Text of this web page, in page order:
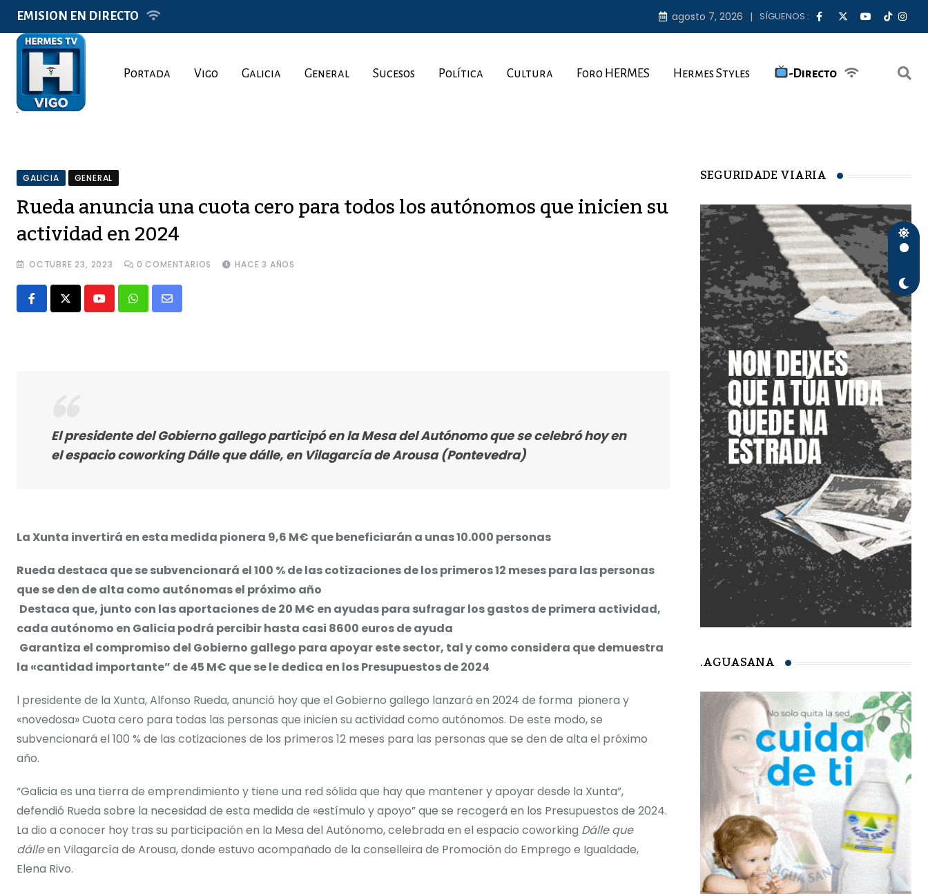
Skip
content
EMISION EN DIRECTO agosto 7, 2026 SÍGUENOS :
Portada Vigo Galicia General Sucesos Política Cultura Foro HERMES Hermes Styles -Directo
GALICIA GENERAL
Rueda anuncia una cuota cero para todos los autónomos que inicien su
actividad en 2024
OCTUBRE 23, 2023 0 COMENTARIOS HACE 3 AÑOS
YoutubeWhatsapp
Share
El presidente del Gobierno gallego participó en la Mesa del Autónomo que se celebró hoy en
el espacio coworking Dálle que dálle, en Vilagarcía de Arousa (Pontevedra)
La Xunta invertirá en esta medida pionera 9,6 M€ que beneficiarán a unas 10.000 personas
Rueda destaca que se subvencionará el 100 % de las cotizaciones de los primeros 12 meses para las personas
que se den de alta como autónomas el próximo año
Destaca que, junto con las aportaciones de 20 M€ en ayudas para sufragar los gastos de primera actividad,
cada autónomo en Galicia podrá percibir hasta casi 8600 euros de ayuda
Garantiza el compromiso del Gobierno gallego para apoyar este sector, tal y como considera que demuestra
la «cantidad importante” de 45 M€ que se le dedica en los Presupuestos de 2024
l presidente de la Xunta, Alfonso Rueda, anunció hoy que el Gobierno gallego lanzará en 2024 de forma pionera y
«novedosa» Cuota cero para todas las personas que inicien su actividad como autónomos. De este modo, se
subvencionará el 100 % de las cotizaciones de los primeros 12 meses para las personas que se den de alta el próximo
año.
“Galicia es una tierra de emprendimiento y tiene una red sólida que hay que mantener y apoyar desde la Xunta”,
defendió Rueda sobre la necesidad de esta medida de «estímulo y apoyo” que se recogerá en los Presupuestos de 2024.
La dio a conocer hoy tras su participación en la Mesa del Autónomo, celebrada en el espacio coworking Dálle que
dálleen Vilagarcía de Arousa, donde estuvo acompañado de la conselleira de Promoción do Emprego e Igualdade,
Elena Rivo.
SEGURIDADE VIARIA
.AGUASANA